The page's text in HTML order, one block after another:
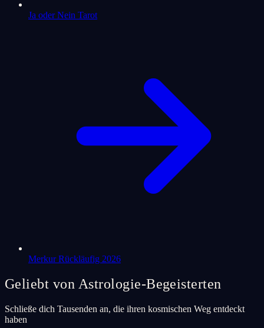
Ja oder Nein Tarot
Merkur Rückläufig 2026
Geliebt von Astrologie-Begeisterten
Schließe dich Tausenden an, die ihren kosmischen Weg entdeckt
haben